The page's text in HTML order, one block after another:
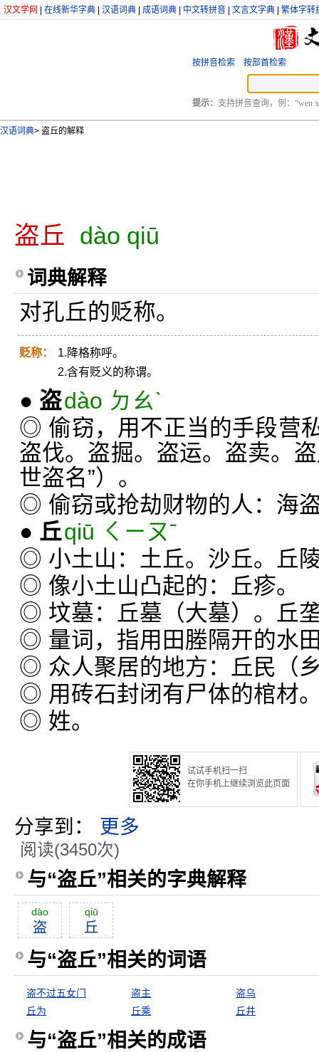
汉文学网 在线新华字典 汉语词典 成语词典 中文转拼音 文言文字典 繁体字转
按拼音检索 按部首检索
提示： 支持拼音查询，例：“wen
汉语词典> 盗丘的解释
盗丘 dào qiū
词典解释
对孔丘的贬称。
贬称：
1.降格称呼。
2.含有贬义的称谓。
● 盗dào ㄉㄠˋ
◎ 偷窃，用不正当的手段营
盗伐。盗掘。盗运。盗卖。
世盗名”）。
◎ 偷窃或抢劫财物的人：海
● 丘qiū ㄑㄧㄡˉ
◎ 小土山：土丘。沙丘。丘
◎ 像小土山凸起的：丘疹。
◎ 坟墓：丘墓（大墓）。丘
◎ 量词，指用田塍隔开的水
◎ 众人聚居的地方：丘民（
◎ 用砖石封闭有尸体的棺材
◎ 姓。
试试手机扫一扫
在你手机上继续浏览此页面
分享到： 更多
阅读(3450次)
与“盗丘”相关的字典解释
dào
盗
qiū
丘
与“盗丘”相关的词语
盗不过五女门 盗主
盗乌
丘为
丘乘 丘井
与“盗丘”相关的成语